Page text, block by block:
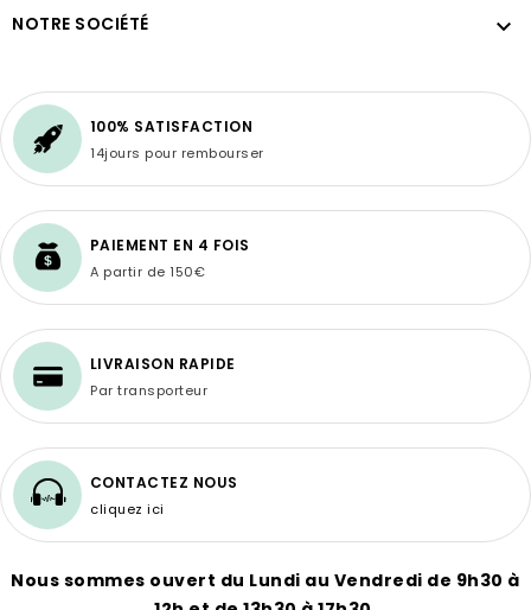
NOTRE SOCIÉTÉ 
100% SATISFACTION
14jours pour rembourser
PAIEMENT EN 4 FOIS
A partir de 150€
LIVRAISON RAPIDE
Par transporteur
CONTACTEZ NOUS
cliquez ici
Nous sommes ouvert du Lundi au Vendredi de 9h30 à